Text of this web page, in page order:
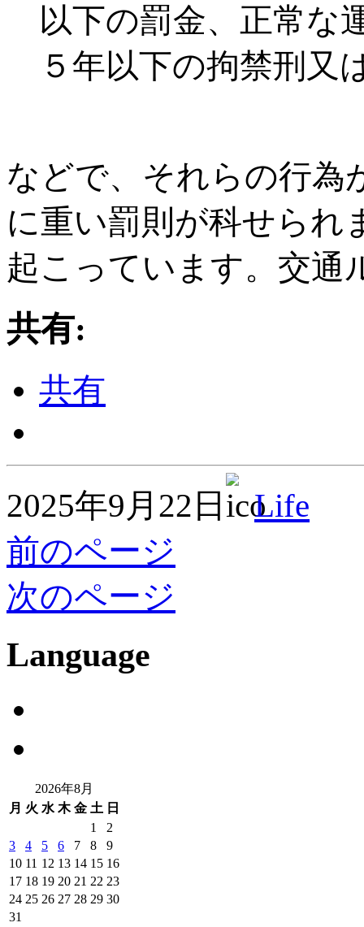
以下の罰金、正常な
５年以下の拘禁刑又
などで、それらの行為
に重い罰則が科せられ
起こっています。交通
共有:
共有
2025年9月22日
Life
前のページ
次のページ
Language
2026年8月
月 火 水 木 金 土 日
1
2
3
4 5 6 7 8
9
10 11 12 13 14 15 16
17 18 19 20 21 22 23
24 25 26 27 28 29 30
31